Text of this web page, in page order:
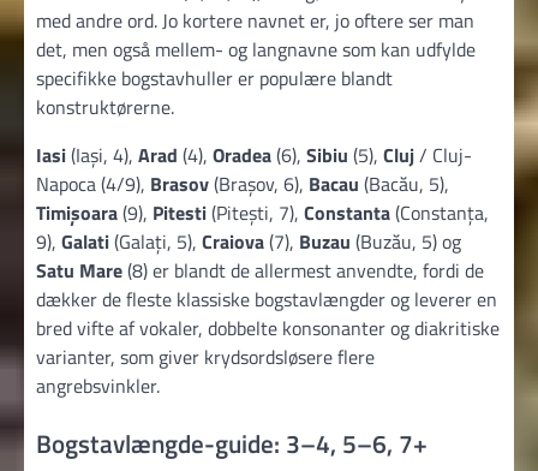
med andre ord. Jo kortere navnet er, jo oftere ser man
det, men også mellem- og langnavne som kan udfylde
specifikke bogstavhuller er populære blandt
konstruktørerne.
Iasi(Iași, 4), Arad (4), Oradea(6), Sibiu (5), Cluj/ Cluj-
Napoca (4/9), Brasov(Brașov, 6), Bacau (Bacău, 5),
Timișoara(9), Pitesti(Pitești, 7), Constanta(Constanța,
9), Galati(Galați, 5), Craiova(7), Buzau (Buzău, 5) og
Satu Mare(8) er blandt de allermest anvendte, fordi de
dækker de fleste klassiske bogstavlængder og leverer en
bred vifte af vokaler, dobbelte konsonanter og diakritiske
varianter, som giver krydsordsløsere flere
angrebsvinkler.
Bogstavlængde-guide: 3–4, 5–6, 7+